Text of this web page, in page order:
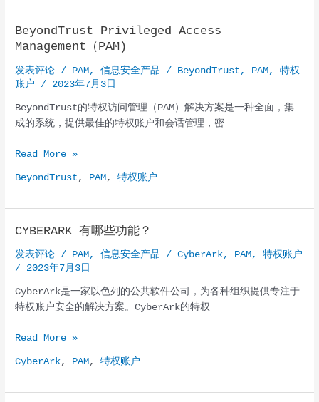
理
平
台
全
学
生
息
交
实
MOVEit
黑
攻
击
了
所
BeyondTrust Privileged Access
Management（PAM)
发表评论 / PAM,信息安全产品 / BeyondTrust , PAM,特权
账户 / 2023年7月3日
BeyondTrust的特权访问管理（PAM）解决方案是一种全面，集
成的系统，提供最佳的特权账户和会话管理，密
BeyondTrust
Access
Read More »
BeyondTrust , PAM,特权账户
CYBERARK 有哪些功能？
发表评论 / PAM ,信息安全产品 /CyberArk, PAM ,特权账户
/ 2023年7月3日
CyberArk是一家以色列的公共软件公司，为各种组织提供专注于
特权账户安全的解决方案。CyberArk的特权
CYBERARK
哪
Read More »
CyberArk, PAM ,特权账户